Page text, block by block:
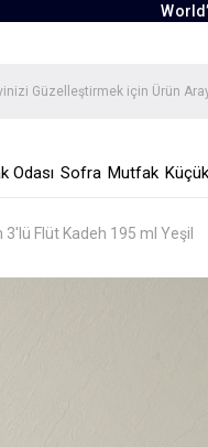
Odası Sofra Mutfak
Flüt Kadeh 195 ml Yeşil